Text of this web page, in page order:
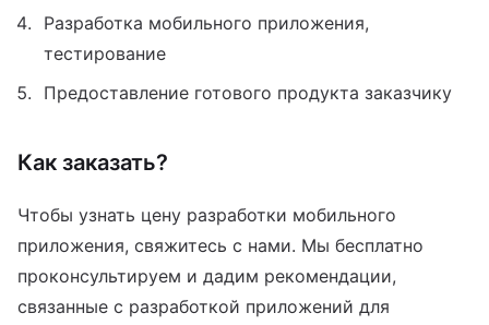
Разработка мобильного приложения,
тестирование
Предоставление готового продукта заказчику
Как заказать?
Чтобы узнать цену разработки мобильного
приложения, свяжитесь с нами. Мы бесплатно
проконсультируем и дадим рекомендации,
связанные с разработкой приложений для